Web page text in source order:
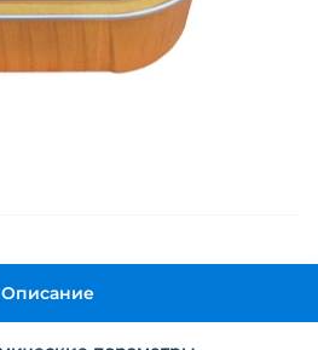
Описание